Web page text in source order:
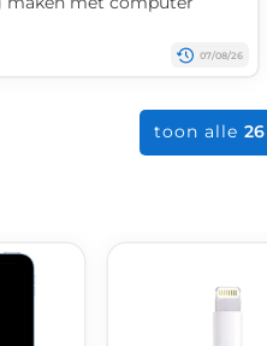
07/08/26
toon alle26